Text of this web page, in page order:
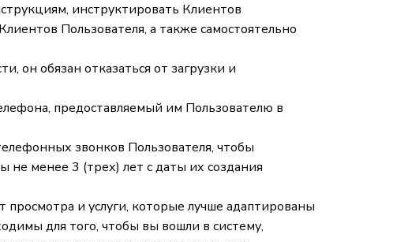
инструктировать Клиентов
Пользователя, а также самостоятельно
он обязан отказаться от загрузки и
предоставляемый им Пользователю в
звонков Пользователя, чтобы
не менее 3 (трех) лет с даты их создания
и услуги, которые лучше адаптированы
для того, чтобы вы вошли в систему,